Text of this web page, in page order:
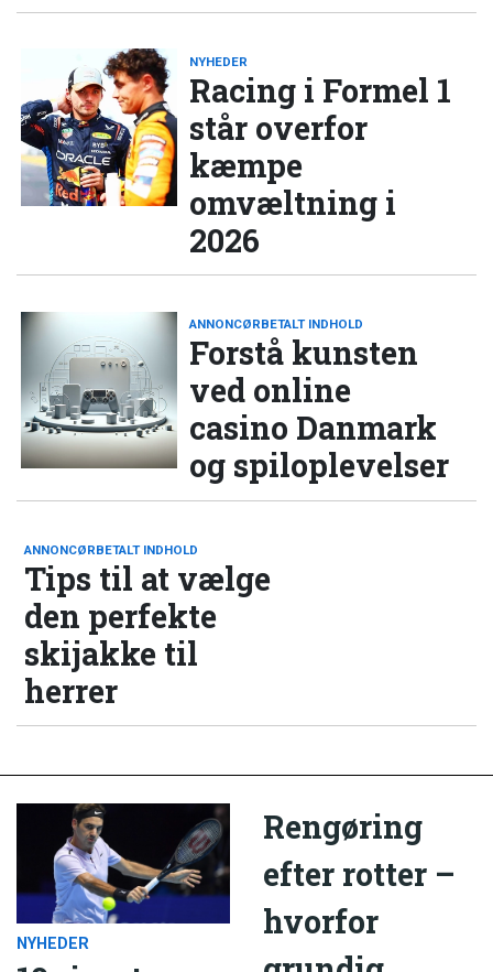
NYHEDER
Racing i Formel 1
står overfor
kæmpe
omvæltning i
2026
ANNONCØRBETALT INDHOLD
Forstå kunsten
ved online
casino Danmark
og spiloplevelser
ANNONCØRBETALT INDHOLD
Tips til at vælge
den perfekte
skijakke til
herrer
NYHEDER
Rengøring
efter rotter –
hvorfor